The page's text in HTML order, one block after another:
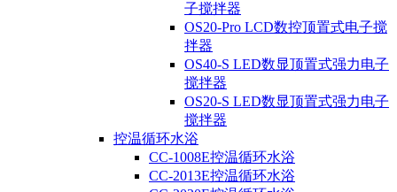
子搅拌器
OS20-Pro LCD数控顶置式电子搅
拌器
OS40-S LED数显顶置式强力电子
搅拌器
OS20-S LED数显顶置式强力电子
搅拌器
控温循环水浴
CC-1008E控温循环水浴
CC-2013E控温循环水浴